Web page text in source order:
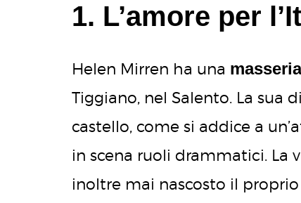
1. L’amore per
Helen Mirren ha una
Tiggiano, nel Salento. La sua
castello, come si addice a
in scena ruoli drammatici. La
inoltre mai nascosto il